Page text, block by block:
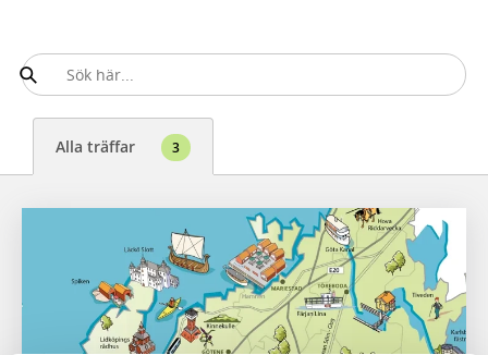
Alla träffar 3